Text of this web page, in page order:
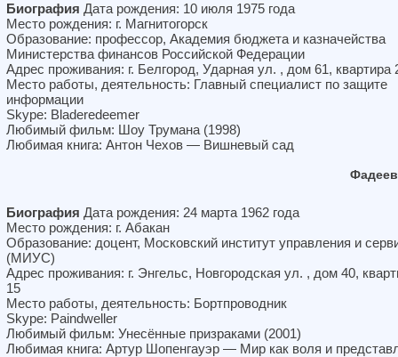
Биография Дата рождения: 10 июля 1975 года
Место рождения: г. Магнитогорск
Образование: профессор, Академия бюджета и казначейства
Министерства финансов Российской Федерации
Адрес проживания: г. Белгород, Ударная ул. , дом 61, квартира
Место работы, деятельность: Главный специалист по защите
информации
Skype: Bladeredeemer
Любимый фильм: Шоу Трумана (1998)
Любимая книга: Антон Чехов — Вишневый сад
Биография Дата рождения: 24 марта 1962 года
Место рождения: г. Абакан
Образование: доцент, Московский институт управления и
(МИУС)
Адрес проживания: г. Энгельс, Новгородская ул. , дом 40,
15
Место работы, деятельность: Бортпроводник
Skype: Paindweller
Любимый фильм: Унесённые призраками (2001)
Любимая книга: Артур Шопенгауэр — Мир как воля и